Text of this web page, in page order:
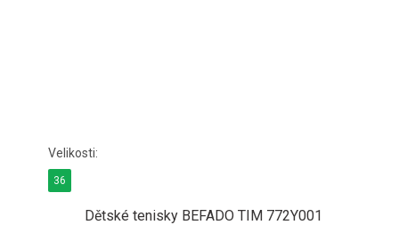
Dětské tenisky BEFADO TIM 772Y001
36